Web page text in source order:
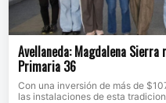
Avellaneda: Magdalena
Primaria 36
Con una inversión de más de
las instalaciones de esta